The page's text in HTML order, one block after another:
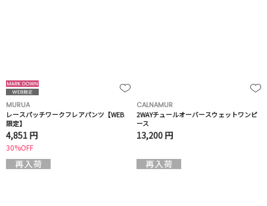
MURUA
レースパッチワークフレアパンツ【WEB
限定】
4,851 円
30%OFF
CALNAMUR
2WAYチュールオーバースウェットワンピ
ース
13,200 円